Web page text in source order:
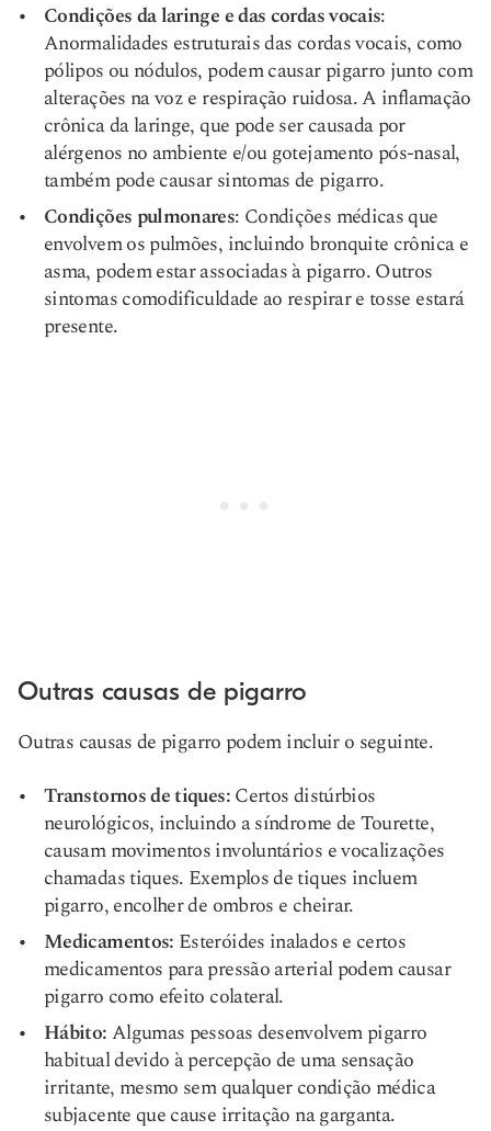
Condições da laringe e das cordas vocais:
Anormalidades estruturais das cordas vocais, como
pólipos ou nódulos, podem causar pigarro junto com
alterações na voz e respiração ruidosa. A inflamação
crônica da laringe, que pode ser causada por
alérgenos no ambiente e/ou gotejamento pós-nasal,
também pode causar sintomas de pigarro.
Condições pulmonares: Condições médicas que
envolvem os pulmões, incluindo bronquite crônica e
asma, podem estar associadas à pigarro. Outros
sintomas comodificuldade ao respirare tosse estará
presente.
Outras causas de pigarro
Outras causas de pigarro podem incluir o seguinte.
Transtornos de tiques:Certos distúrbios
neurológicos, incluindo a síndrome de Tourette,
causam movimentos involuntários e vocalizações
chamadas tiques. Exemplos de tiques incluem
pigarro, encolher de ombros e cheirar.
Medicamentos: Esteróides inalados e certos
medicamentos para pressão arterial podem causar
pigarro como efeito colateral.
Hábito:Algumas pessoas desenvolvem pigarro
habitual devido à percepção de uma sensação
irritante, mesmo sem qualquer condição médica
subjacente que cause irritação na garganta.